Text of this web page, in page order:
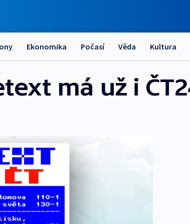
Ekonomika Počasí Věda Kultura
má už i